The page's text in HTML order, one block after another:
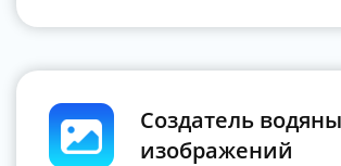
Создатель
изображений